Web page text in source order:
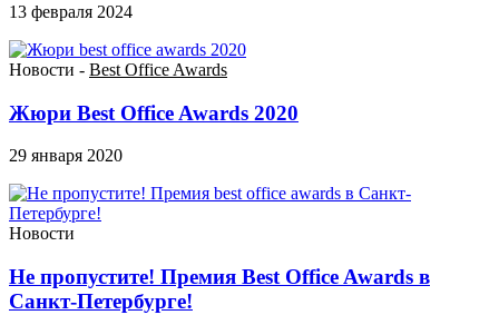
13 февраля 2024
Новости - Best Office Awards
Жюри Best Office Awards 2020
29 января 2020
Новости
Не пропустите! Премия Best Office Awards в
Санкт-Петербурге!